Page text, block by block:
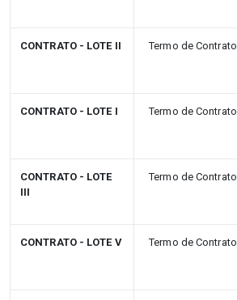
CONTRATO - LOTE II
Termo de Contrato
CONTRATO - LOTE I
Termo de Contrato
CONTRATO - LOTE
III
Termo de Contrato
CONTRATO - LOTE V
Termo de Contrato